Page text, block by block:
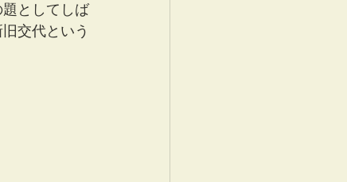
としてしば
交代という